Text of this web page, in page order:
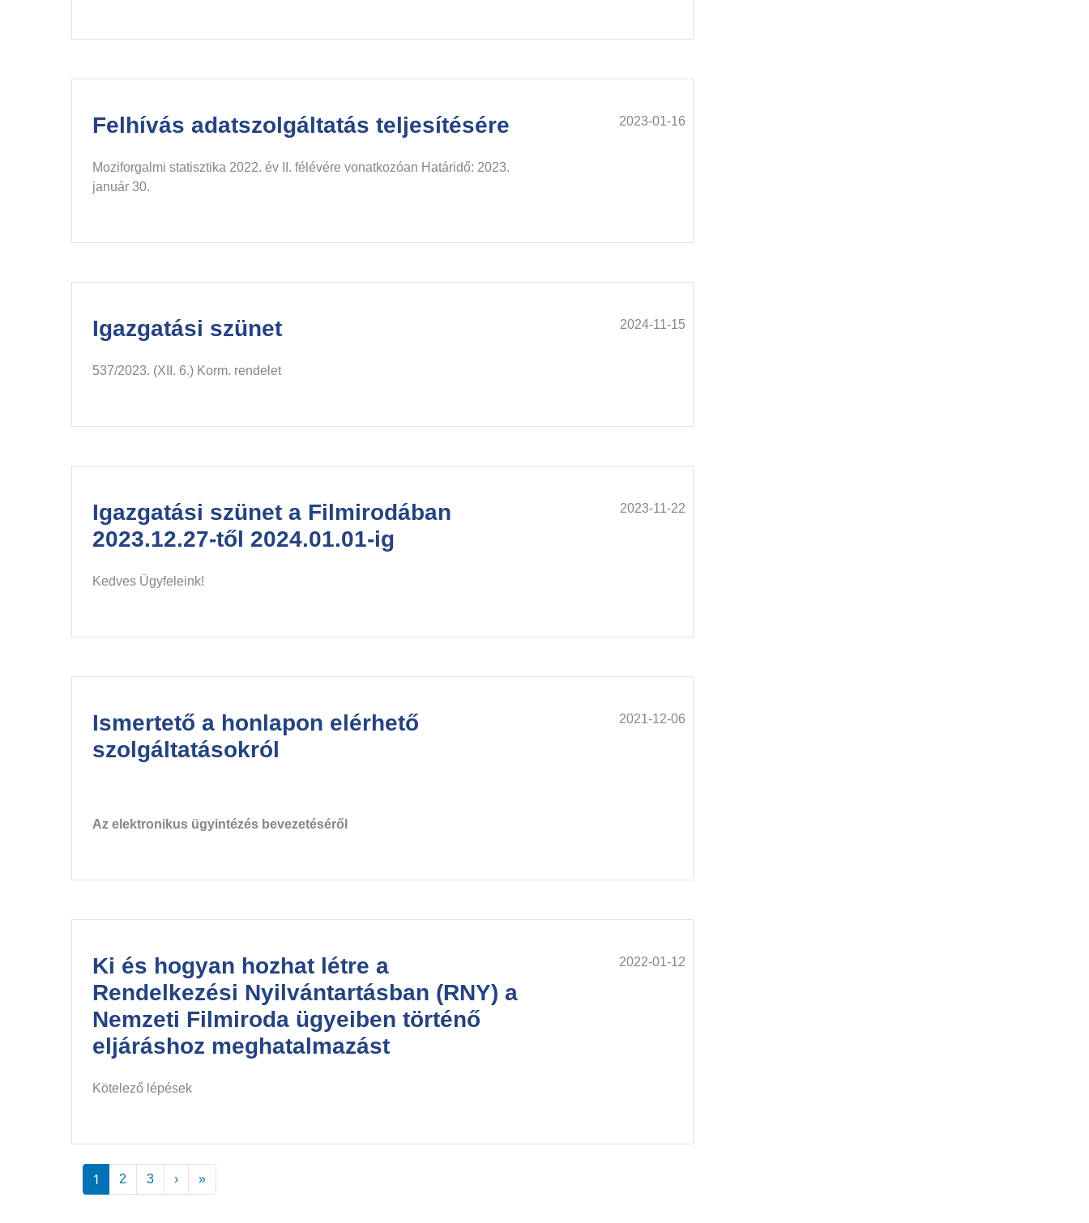
Felhívás adatszolgáltatás teljesítésére
Moziforgalmi statisztika 2022. év II. félévére vonatkozóan Határidő: 2023.
január 30.
2023-01-16
Igazgatási szünet
537/2023. (XII. 6.) Korm. rendelet
2024-11-15
Igazgatási szünet a Filmirodában
2023.12.27-től 2024.01.01-ig
Kedves Ügyfeleink!
2023-11-22
Ismertető a honlapon elérhető
szolgáltatásokról
Az elektronikus ügyintézés bevezetéséről
2021-12-06
Ki és hogyan hozhat létre a
Rendelkezési Nyilvántartásban (RNY) a
Nemzeti Filmiroda ügyeiben történő
eljáráshoz meghatalmazást
Kötelező lépések
2022-01-12
Oldalszámozás
1 2 3 ›Következő ›
»Utolsó »